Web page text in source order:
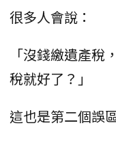
很多人會說：
「沒錢繳遺產
稅就好了？」
這也是第二個誤